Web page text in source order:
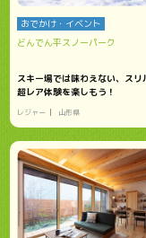
おでかけ・イベント
どんでん平スノーパーク
スキー場では味わえない、スリ
超レア体験を楽しもう！
レジャー 山形県